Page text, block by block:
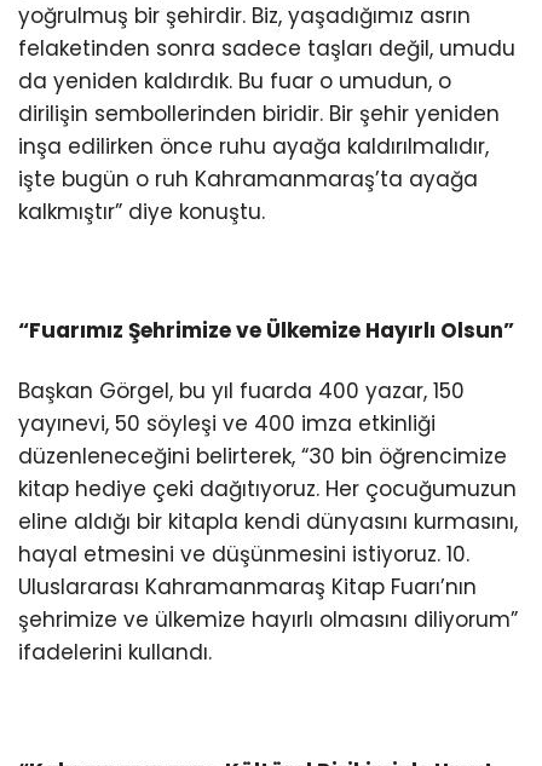
yoğrulmuş bir şehirdir. Biz, yaşadığımız asrın
felaketinden sonra sadece taşları değil, umudu
da yeniden kaldırdık. Bu fuar o umudun, o
dirilişin sembollerinden biridir. Bir şehir yeniden
inşa edilirken önce ruhu ayağa kaldırılmalıdır,
işte bugün o ruh Kahramanmaraş’ta ayağa
kalkmıştır” diye konuştu.
“Fuarımız Şehrimize ve Ülkemize Hayırlı Olsun”
Başkan Görgel, bu yıl fuarda 400 yazar, 150
yayınevi, 50 söyleşi ve 400 imza etkinliği
düzenleneceğini belirterek, “30 bin öğrencimize
kitap hediye çeki dağıtıyoruz. Her çocuğumuzun
eline aldığı bir kitapla kendi dünyasını kurmasını,
hayal etmesini ve düşünmesini istiyoruz. 10.
Uluslararası Kahramanmaraş Kitap Fuarı’nın
şehrimize ve ülkemize hayırlı olmasını diliyorum”
ifadelerini kullandı.